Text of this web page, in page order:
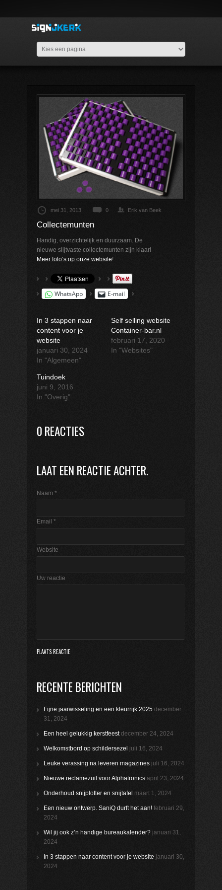
mei 31, 2013 0 Erik van Beek
Collectemunten
Handig, overzichtelijk en duurzaam. De
nieuwe slijtvaste collectemunten zijn klaar!
Meer foto’s op onze website!
WhatsApp E-mail
In 3 stappen naar
content voor je
website
januari 30, 2024
In "Algemeen"
Self selling website
Container-bar.nl
februari 17, 2020
In "Websites"
Tuindoek
juni 9, 2016
In "Overig"
0 REACTIES
LAAT EEN REACTIE ACHTER.
Naam *
Email *
Website
Uw reactie
RECENTE BERICHTEN
Fijne jaarwisseling en een kleurrijk 2025 december
31, 2024
Een heel gelukkig kerstfeest december 24, 2024
Welkomstbord op schildersezel juli 16, 2024
Leuke verassing na leveren magazines juli 16, 2024
Nieuwe reclamezuil voor Alphatronics april 23, 2024
Onderhoud snijplotter en snijtafel maart 1, 2024
Een nieuw ontwerp. SaniQ durft het aan! februari 29,
2024
Wil jij ook z’n handige bureaukalender? januari 31,
2024
In 3 stappen naar content voor je website januari 30,
2024